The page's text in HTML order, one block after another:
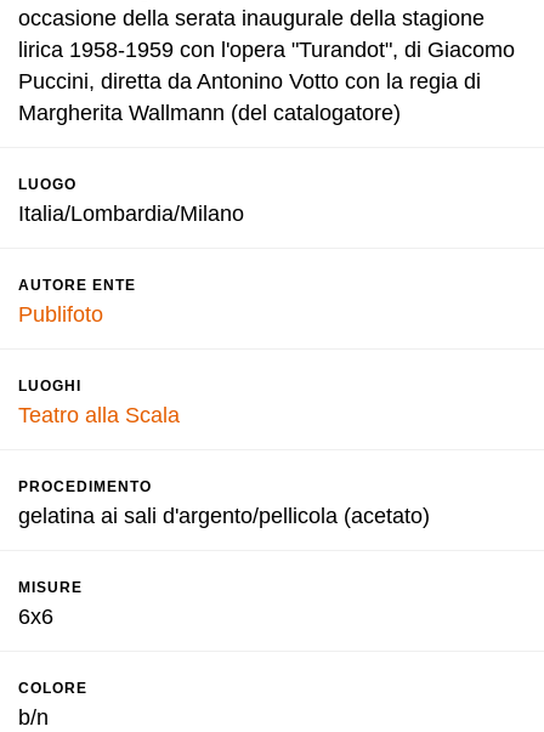
occasione della serata inaugurale della stagione
lirica 1958-1959 con l'opera "Turandot", di Giacomo
Puccini, diretta da Antonino Votto con la regia di
Margherita Wallmann (del catalogatore)
LUOGO
Italia/Lombardia/Milano
AUTORE ENTE
Publifoto
LUOGHI
Teatro alla Scala
PROCEDIMENTO
gelatina ai sali d'argento/pellicola (acetato)
MISURE
6x6
COLORE
b/n